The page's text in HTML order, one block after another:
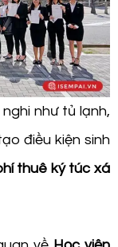
như tủ lạnh,
điều kiện sinh
thuê ký túc xá